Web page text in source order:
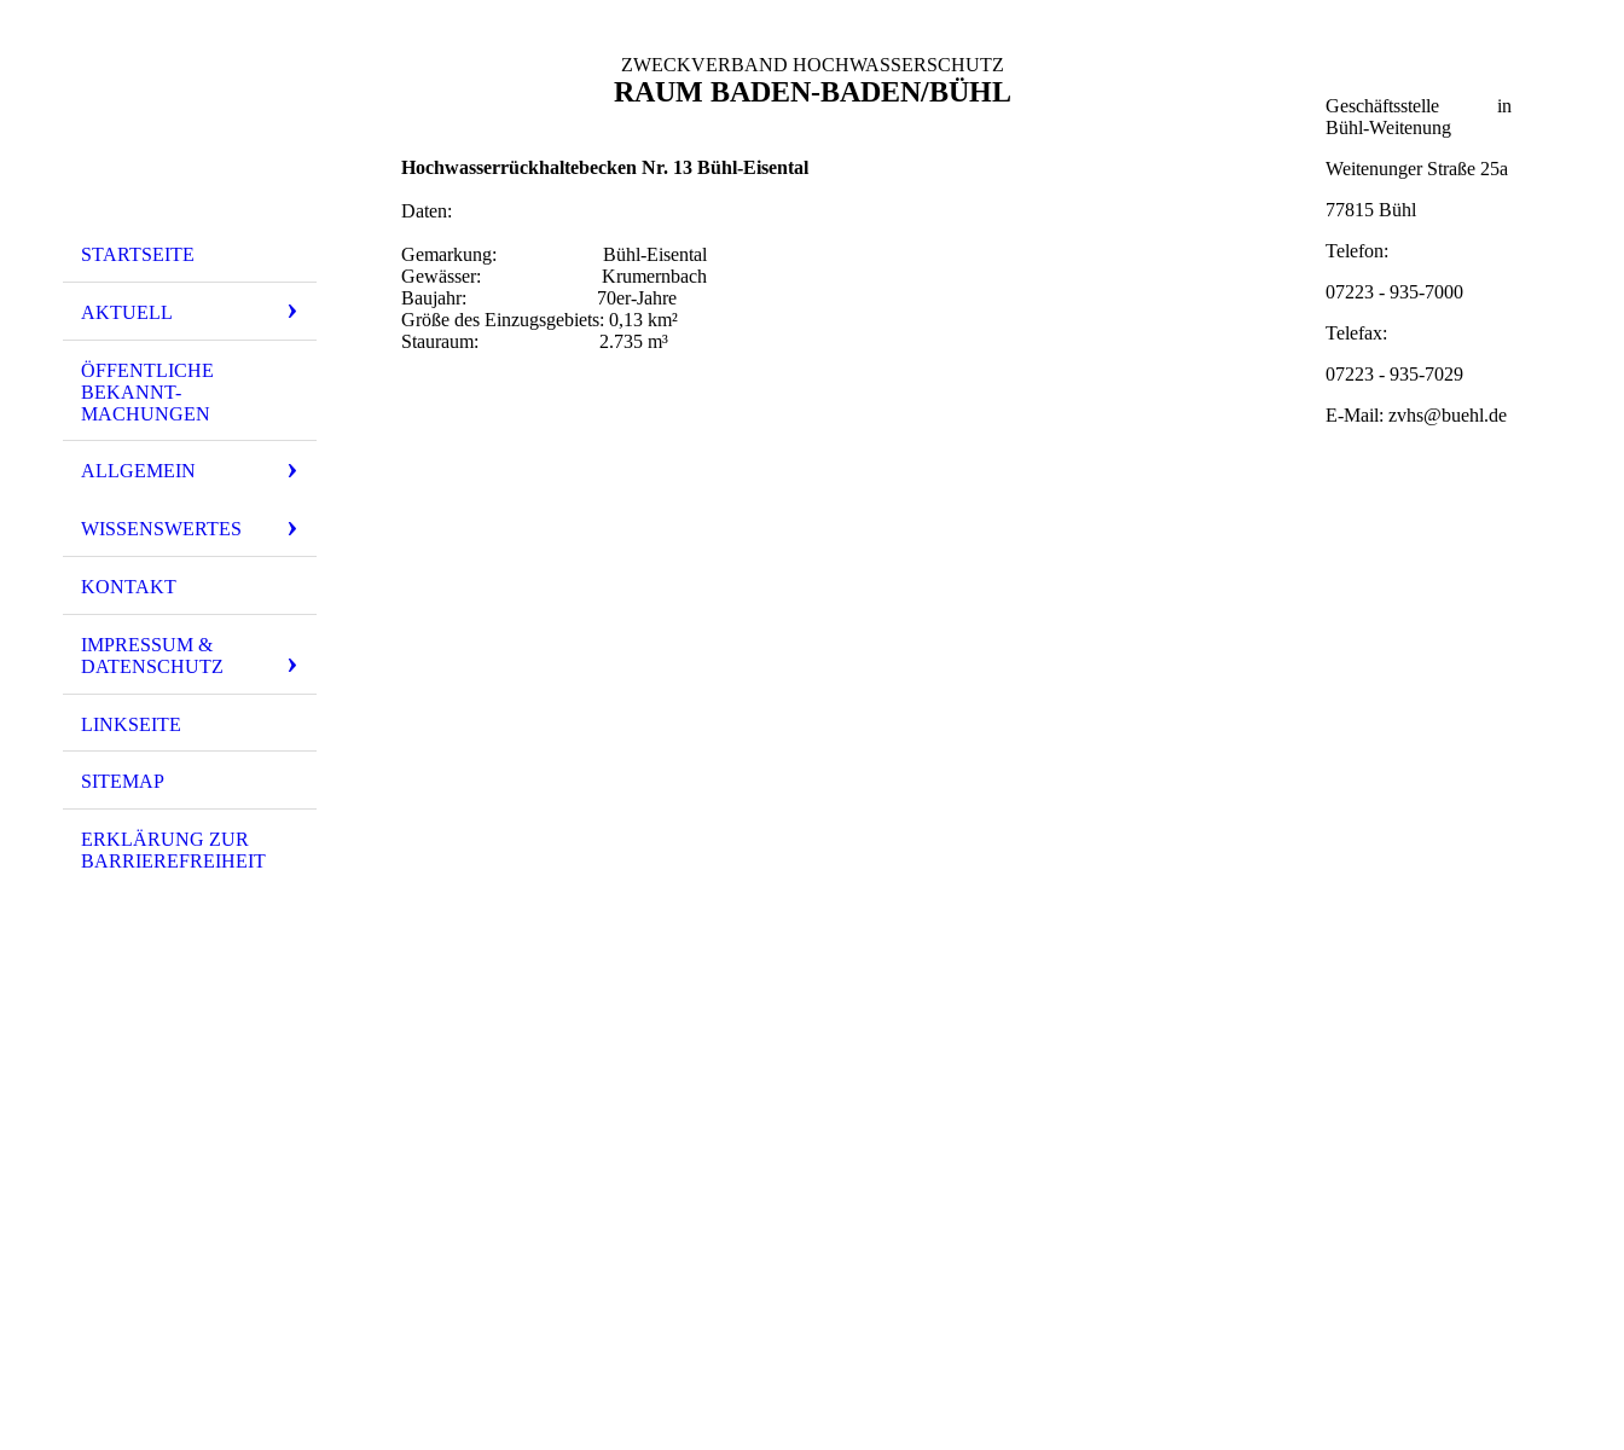
STARTSEITE
AKTUELL
ÖFFENTLICHE
BEKANNT-
MACHUNGEN
ALLGEMEIN
WISSENSWERTES
KONTAKT
IMPRESSUM &
DATENSCHUTZ
LINKSEITE
SITEMAP
ERKLÄRUNG ZUR
BARRIEREFREIHEIT
ZWECKVERBAND HOCHWASSERSCHUTZ
RAUM BADEN-BADEN/BÜHL
Hochwasserrückhaltebecken Nr. 13 Bühl-Eisental
Daten:
Gemarkung: Bühl-Eisental
Gewässer: Krumernbach
Baujahr: 70er-Jahre
Größe des Einzugsgebiets: 0,13 km²
Stauraum: 2.735 m³
Geschäftsstelle in
Bühl-Weitenung
Weitenunger Straße 25a
77815 Bühl
Telefon:
07223 - 935-7000
Telefax:
07223 - 935-7029
E-Mail: zvhs@buehl.de